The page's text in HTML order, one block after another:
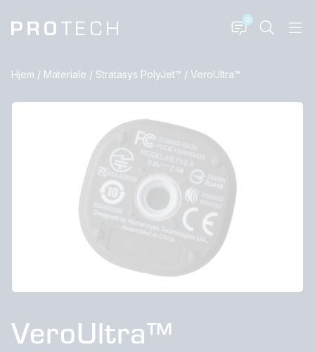
0
Hjem / Materiale / Stratasys PolyJet™ / VeroUltra™
VeroUltra™